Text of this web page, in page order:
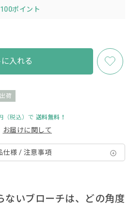
100ポイント
入れる
荷
（税込）で 送料無料！
お届けに関して
仕様 / 注意事項
ないブローチは、どの角度